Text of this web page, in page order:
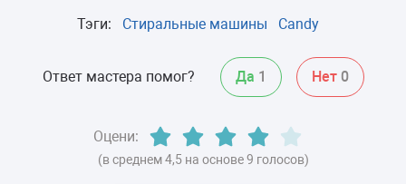
Тэги: Стиральные машины Candy
Ответ мастера помог? Да 1 Нет 0
Оцени:
(в среднем 4,5 на основе 9 голосов)